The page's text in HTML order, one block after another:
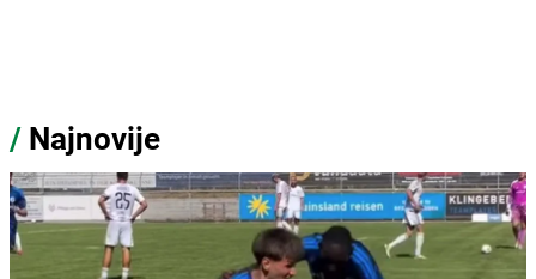
/ Najnovije